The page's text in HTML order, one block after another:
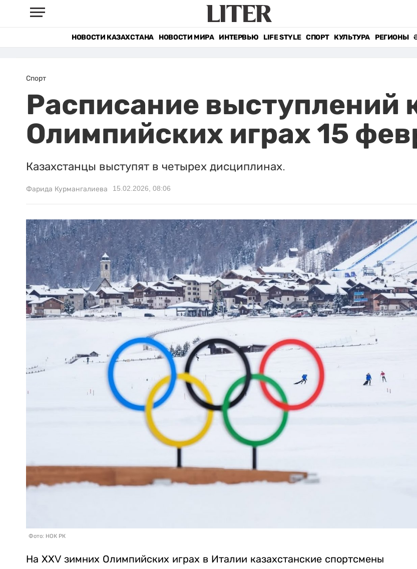
НОВОСТИ КАЗАХСТАНА НОВОСТИ МИРА ИНТЕРВЬЮ LIFE STYLE СПОРТ КУЛЬТУРА РЕГИОНЫ
Спорт
Расписание выступлений
Олимпийских играх 15
Казахстанцы выступят в четырех дисциплинах.
Фарида Курмангалиева 15.02.2026, 08:06
Фото: НОК РК
На ХХV зимних Олимпийских играх в Италии казахстанские спортсмены